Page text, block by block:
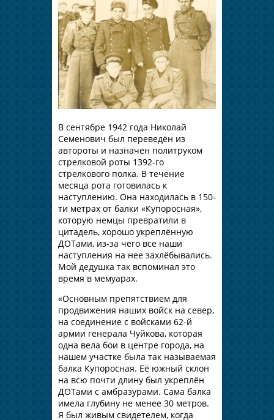
В сентябре 1942 года Николай
Семенович был переведён из
автороты и назначен политруком
стрелковой роты 1392-го
стрелкового полка. В течение
месяца рота готовилась к
наступлению. Она находилась в 150-
ти метрах от балки «Купоросная»,
которую немцы превратили в
цитадель, хорошо укреплённую
ДОТами, из-за чего все наши
наступления на нее захлёбывались.
Мой дедушка так вспоминал это
время в мемуарах.
«Основным препятствием для
продвижения наших войск на север,
на соединение с войсками 62-й
армии генерала Чуйкова, которая
одна вела бои в центре города, на
нашем участке была так называемая
балка Купоросная. Её южный склон
на всю почти длину был укреплён
ДОТами с амбразурами. Сама балка
имела глубину не менее 30 метров.
Я был живым свидетелем, когда